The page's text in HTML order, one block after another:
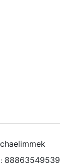
88863549539